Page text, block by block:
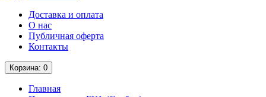
Доставка и оплата
О нас
Публичная оферта
Контакты
Корзина: 0
Главная